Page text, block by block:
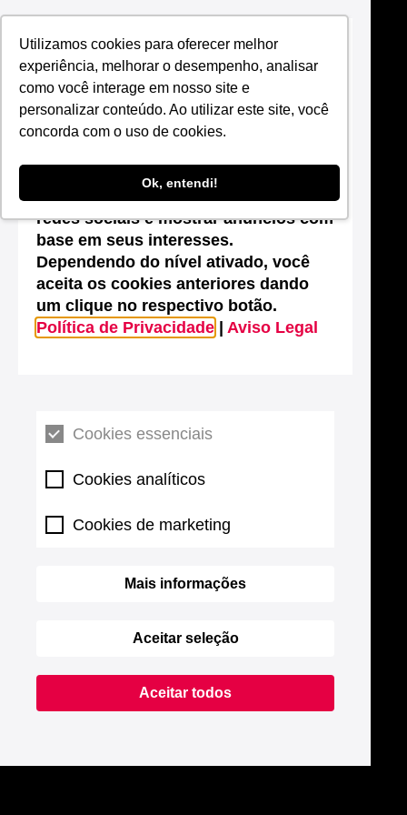
Utilizamos cookies para oferecer melhor
experiência, melhorar o desempenho, analisar
como você interage em nosso site e
personalizar conteúdo. Ao utilizar este site, você
concorda com o uso de cookies.
Ok, entendi!
Suas configurações de cookies neste
site
Este site utiliza cookies que são
essenciais para melhorar o
estatísticas, possibilitar o
compartilhamento de conteúdos nas
redes sociais e mostrar anúncios com
base em seus interesses.
Dependendo do nível ativado, você
aceita os cookies anteriores dando
um clique no respectivo botão.
Política de Privacidade
Aviso Legal
Cookies essenciais
Cookies analíticos
Cookies de marketing
Mais informações
Aceitar seleção
Aceitar todos